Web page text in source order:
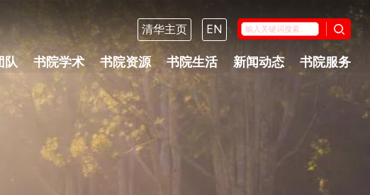
清华主页 EN
队 书院学术 书院资源 书院生活 新闻动态 书院服务